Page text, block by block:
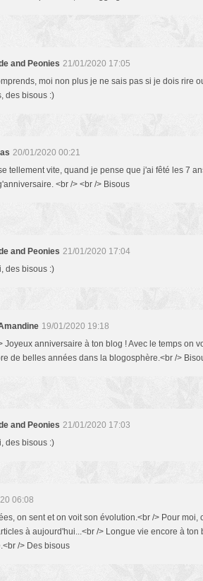
and Peonies 21/01/2020 17:05
moi non plus je ne sais pas si je dois rire
des bisous :)
20/01/2020 00:21
tellement vite, quand je pense que j'ai fêté les 7
<br /> <br /> Bisous
and Peonies 21/01/2020 17:04
des bisous :)
19/01/2020 19:18
Joyeux anniversaire à ton blog ! Avec le temps on
de belles années dans la blogosphère.<br />
and Peonies 21/01/2020 17:03
des bisous :)
06:08
on sent et on voit son évolution.<br /> Pour moi,
à aujourd'hui...<br /> Longue vie encore à
/> Des bisous